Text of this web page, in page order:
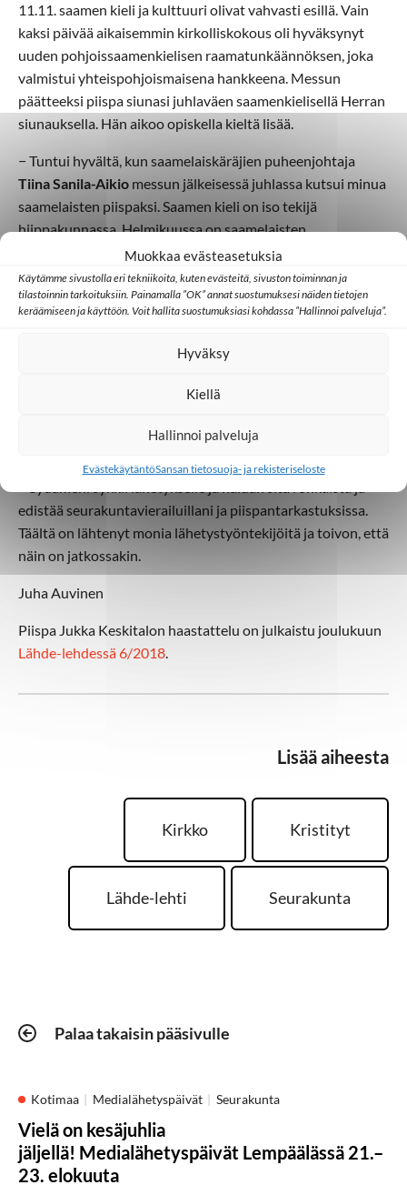
Muokkaa evästeasetuksia
Käytämme sivustolla eri tekniikoita, kuten evästeitä, sivuston toiminnan ja
tilastoinnin tarkoituksiin. Painamalla ”OK” annat suostumuksesi näiden tietojen
keräämiseen ja käyttöön. Voit hallita suostumuksiasi kohdassa ”Hallinnoi palveluja”.
Hyväksy
Kiellä
Hallinnoi palveluja
EvästekäytäntöSansan tietosuoja- ja rekisteriseloste
11.11. saamen kieli ja kulttuuri olivat vahvasti esillä. Vain
kaksi päivää aikaisemmin kirkolliskokous oli hyväksynyt
uuden pohjoissaamenkielisen raamatunkäännöksen, joka
valmistui yhteispohjoismaisena hankkeena. Messun
päätteeksi piispa siunasi juhlaväen saamenkielisellä Herran
siunauksella. Hän aikoo opiskella kieltä lisää.
− Tuntui hyvältä, kun saamelaiskäräjien puheenjohtaja
Tiina Sanila-Aikio messun jälkeisessä juhlassa kutsui minua
saamelaisten piispaksi. Saamen kieli on iso tekijä
hiippakunnassa. Helmikuussa on saamelaisten
kansallispäivän piispanmessu Inarissa.
Sydän sykkii lähetykselle
on näkyvä osa seurakuntien elämää. Lähetyskannatus on
seurakuntalaisia. Se on maallikkovetoista aktiivisuutta,
mikä herättää aina toivoa. Innostuksesta kertoo myös
edistää seurakuntavierailuillani ja piispantarkastuksissa.
Täältä on lähtenyt monia lähetystyöntekijöitä ja toivon, että
näin on jatkossakin.
Juha Auvinen
Piispa Jukka Keskitalon haastattelu on julkaistu joulukuun
Lähde-lehdessä 6/2018.
Lisää aiheesta
Kirkko Kristityt
Lähde-lehti Seurakunta
Palaa takaisin pääsivulle
Kotimaa Medialähetyspäivät Seurakunta
Vielä on kesäjuhlia
jäljellä! Medialähetyspäivät Lempäälässä 21.–
23. elokuuta